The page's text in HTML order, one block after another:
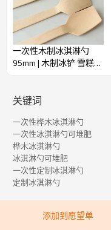
一次性木制冰淇淋勺
95mm | 木制冰铲 雪糕勺
关键词
一次性桦木冰淇淋勺
一次性冰淇淋勺可堆肥
桦木冰淇淋勺
冰淇淋勺可堆肥
一次性定制冰淇淋勺
定制冰淇淋勺
添加到愿望单